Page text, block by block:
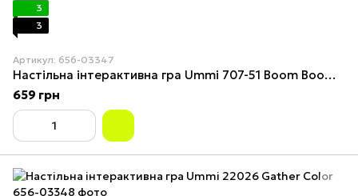
3
3
Артикул: 656-03347
Настільна інтерактивна гра Ummi 707-51 Boom Boom Balloon Stick Game
659 грн